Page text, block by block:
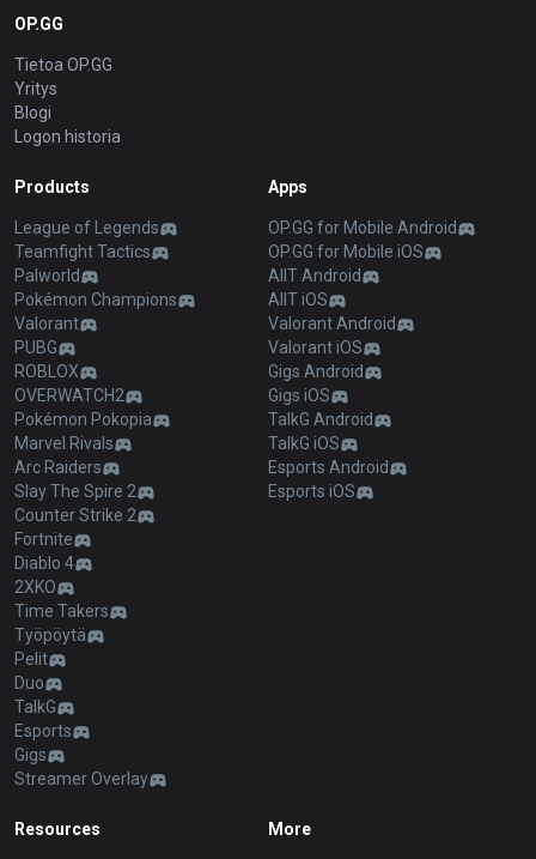
OP.GG
Tietoa OP.GG
Yritys
Blogi
Logon historia
Products
League of Legends
Teamfight Tactics
Palworld
Pokémon Champions
Valorant
PUBG
ROBLOX
OVERWATCH2
Pokémon Pokopia
Marvel Rivals
Arc Raiders
Slay The Spire 2
Counter Strike 2
Fortnite
Diablo 4
2XKO
Time Takers
Työpöytä
Pelit
Duo
TalkG
Esports
Gigs
Streamer Overlay
Apps
OP.GG for Mobile Android
OP.GG for Mobile iOS
AllT Android
AllT iOS
Valorant Android
Valorant iOS
Gigs Android
Gigs iOS
TalkG Android
TalkG iOS
Esports Android
Esports iOS
Resources More